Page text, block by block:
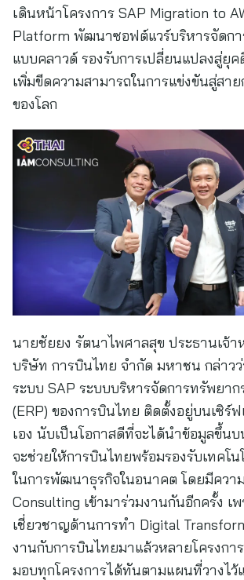
เดินหน้าโครงการ SAP Migration to
Platform พัฒนาซอฟต์แวร์บริหารจัดกา
แบบคลาวด์ รองรับการเปลี่ยนแปลงสู่ยุ
เพิ่มขีดความสามารถในการแข่งขันสู่สา
ของโลก
นายชัยยง รัตนาไพศาลสุข ประธานเจ้
บริษัท การบินไทย จำกัด มหาชน กล่าว
ระบบ SAP ระบบบริหารจัดการทรัพยาก
(ERP) ของการบินไทย ติดตั้งอยู่บนเซิร์ฟ
เอง นับเป็นโอกาสดีที่จะได้นำข้อมูลขึ้น
จะช่วยให้การบินไทยพร้อมรองรับเทคโ
ในการพัฒนาธุรกิจในอนาคต โดยมีควา
Consulting เข้ามาร่วมงานกันอีกครั้ง เ
เชี่ยวชาญด้านการทำ Digital
งานกับการบินไทยมาแล้วหลายโครงกา
มอบทุกโครงการได้ทันตามแผนที่วางไว้